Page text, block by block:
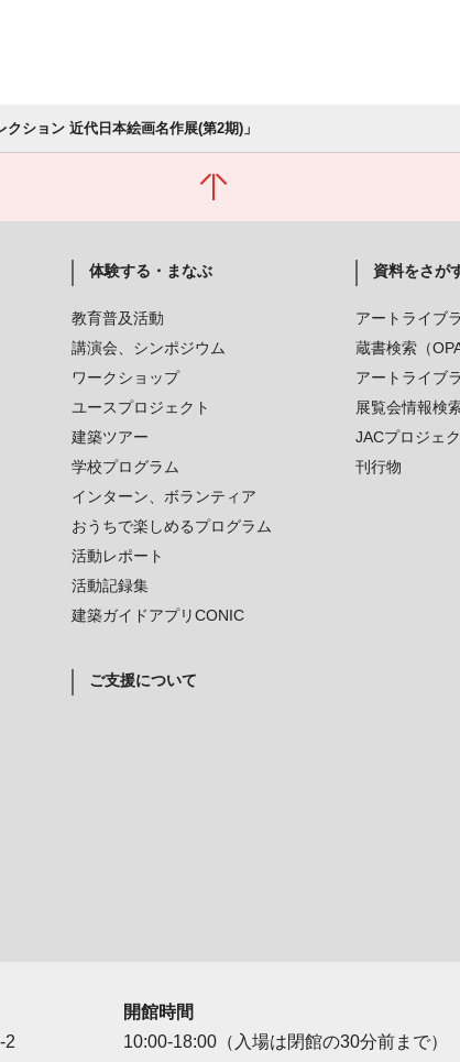
クション 近代日本絵画名作展(第2期)」
体験する・まなぶ
教育普及活動
講演会、シンポジウム
ワークショップ
ユースプロジェクト
建築ツアー
学校プログラム
インターン、ボランティア
おうちで楽しめるプログラム
活動レポート
活動記録集
建築ガイドアプリCONIC
資料をさが
アートライブ
蔵書検索（
アートライブ
展覧会情報検
JACプロジェ
刊行物
ご支援について
2
開館時間
10:00-18:00（入場は閉館の30分前まで）